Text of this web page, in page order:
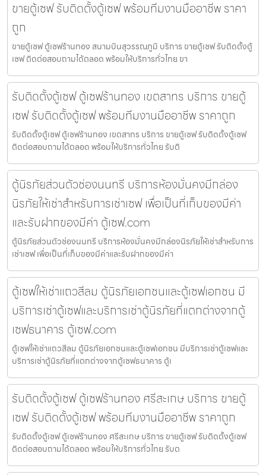
ขายตู้เซฟ รับติดตั้งตู้เซฟ พร้อมทีมงานมืออาชีพ ราคา
ถูก
ขายตู้เซฟ ตู้เซฟร้านทอง สนามบินสุวรรณภูมิ บริการ ขายตู้เซฟ รับติดตั้งตู้
เซฟ ติดต่อสอบถามได้ตลอด พร้อมให้บริการทั่วไทย ขา
รับติดตั้งตู้เซฟ ตู้เซฟร้านทอง เขตสาทร บริการ ขายตู้
เซฟ รับติดตั้งตู้เซฟ พร้อมทีมงานมืออาชีพ ราคาถูก
รับติดตั้งตู้เซฟ ตู้เซฟร้านทอง เขตสาทร บริการ ขายตู้เซฟ รับติดตั้งตู้เซฟ
ติดต่อสอบถามได้ตลอด พร้อมให้บริการทั่วไทย รับติ
ตู้นิรภัยส่วนตัวช่องนนทรี บริการห้องมั่นคงมีกล่อง
นิรภัยให้เช่าสำหรับการเช่าเซฟ เพื่อเป็นที่เก็บของมีค่า
และรับฝากของมีค่า ตู้เซฟ.com
ตู้นิรภัยส่วนตัวช่องนนทรี บริการห้องมั่นคงมีกล่องนิรภัยให้เช่าสำหรับการ
เช่าเซฟ เพื่อเป็นที่เก็บของมีค่าและรับฝากของมีค่า
ตู้เซฟให้เช่าแถวสีลม ตู้นิรภัยเอกชนและตู้เซฟเอกชน มี
บริการเช่าตู้เซฟและบริการเช่าตู้นิรภัยที่แตกต่างจากตู้
เซฟธนาคาร ตู้เซฟ.com
ตู้เซฟให้เช่าแถวสีลม ตู้นิรภัยเอกชนและตู้เซฟเอกชน มีบริการเช่าตู้เซฟและ
บริการเช่าตู้นิรภัยที่แตกต่างจากตู้เซฟธนาคาร ตู้เ
รับติดตั้งตู้เซฟ ตู้เซฟร้านทอง ศรีสะเกษ บริการ ขายตู้
เซฟ รับติดตั้งตู้เซฟ พร้อมทีมงานมืออาชีพ ราคาถูก
รับติดตั้งตู้เซฟ ตู้เซฟร้านทอง ศรีสะเกษ บริการ ขายตู้เซฟ รับติดตั้งตู้เซฟ
ติดต่อสอบถามได้ตลอด พร้อมให้บริการทั่วไทย รับต